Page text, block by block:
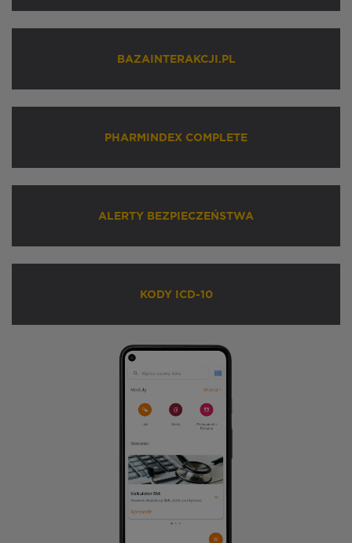
BAZAINTERAKCJI.PL
PHARMINDEX COMPLETE
ALERTY BEZPIECZEŃSTWA
KODY ICD-10